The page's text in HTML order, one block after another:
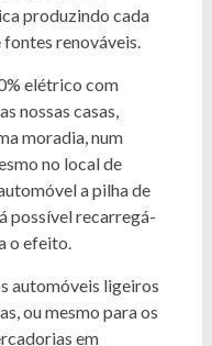
produzindo cada
renováveis.
elétrico com
nossas casas,
moradia, num
no local de
a pilha de
possível recarregá-
o efeito.
automóveis ligeiros
ou mesmo para os
em